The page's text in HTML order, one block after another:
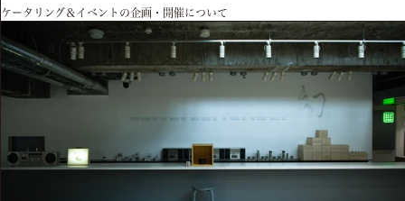
ケータリング＆イベントの企画・開催について